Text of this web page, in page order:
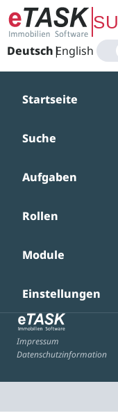
Zum Hauptinhalt
Deutsch|
English
Startseite
Suche
Aufgaben
Rollen
Module
Einstellungen
Impressum
Datenschutzinformation